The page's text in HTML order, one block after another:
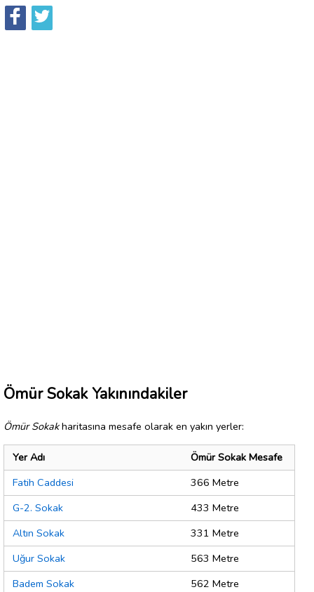
Ömür Sokak Yakınındakiler
Ömür Sokakharitasına mesafe olarak en yakın yerler:
Yer Adı
Ömür Sokak Mesafe
Fatih Caddesi
366 Metre
G-2. Sokak
433 Metre
Altın Sokak
331 Metre
Uğur Sokak
563 Metre
Badem Sokak
562 Metre